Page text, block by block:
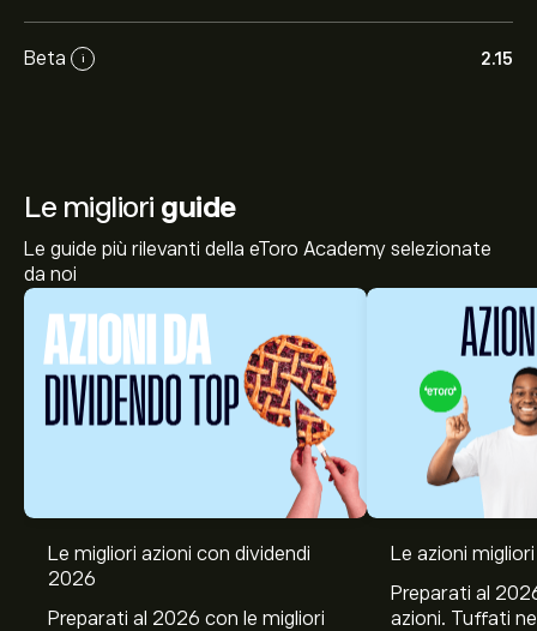
Beta i 2.15
Le migliori guide
Le guide più rilevanti della eToro Academy selezionate
da noi
Le migliori azioni con dividendi
2026
Preparati al 2026 con le migliori
Le azioni
Preparati al
azioni. Tuffati